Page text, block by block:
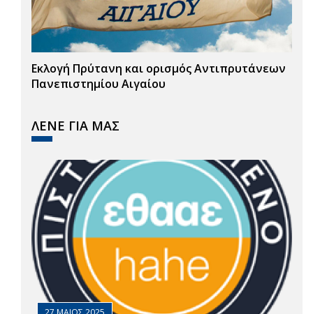
Εκλογή Πρύτανη και ορισμός Αντιπρυτάνεων
Πανεπιστημίου Αιγαίου
ΛΕΝΕ ΓΙΑ ΜΑΣ